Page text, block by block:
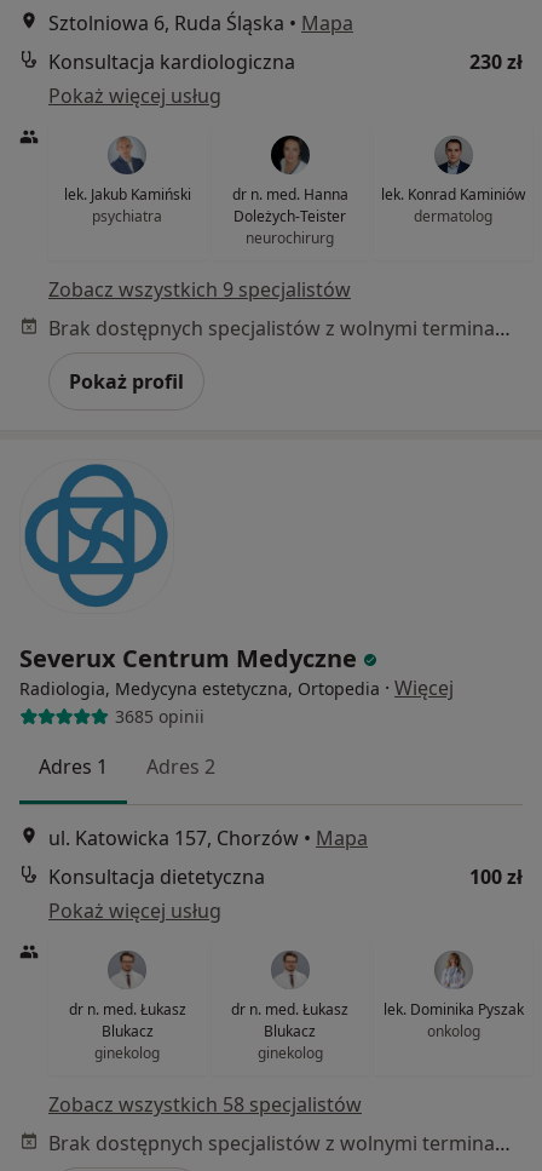
Sztolniowa 6, Ruda Śląska • Mapa
Konsultacja kardiologiczna
230 zł
Pokaż więcej usług
lek. Jakub Kamiński
psychiatra
dr n. med. Hanna
Doleżych-Teister
neurochirurg
lek. Konrad Kaminiów
dermatolog
Zobacz wszystkich 9 specjalistów
Brak dostępnych specjalistów z wolnymi terminami w tym centrum medycznym.
Pokaż profil
Severux Centrum Medyczne
Radiologia, Medycyna estetyczna, Ortopedia · Więcej
3685 opinii
Adres 1 Adres 2
ul. Katowicka 157, Chorzów • Mapa
Konsultacja dietetyczna
100 zł
Pokaż więcej usług
dr n. med. Łukasz
Blukacz
ginekolog
dr n. med. Łukasz
Blukacz
ginekolog
lek. Dominika Pyszak
onkolog
Zobacz wszystkich 58 specjalistów
Brak dostępnych specjalistów z wolnymi terminami w tym centrum medycznym.